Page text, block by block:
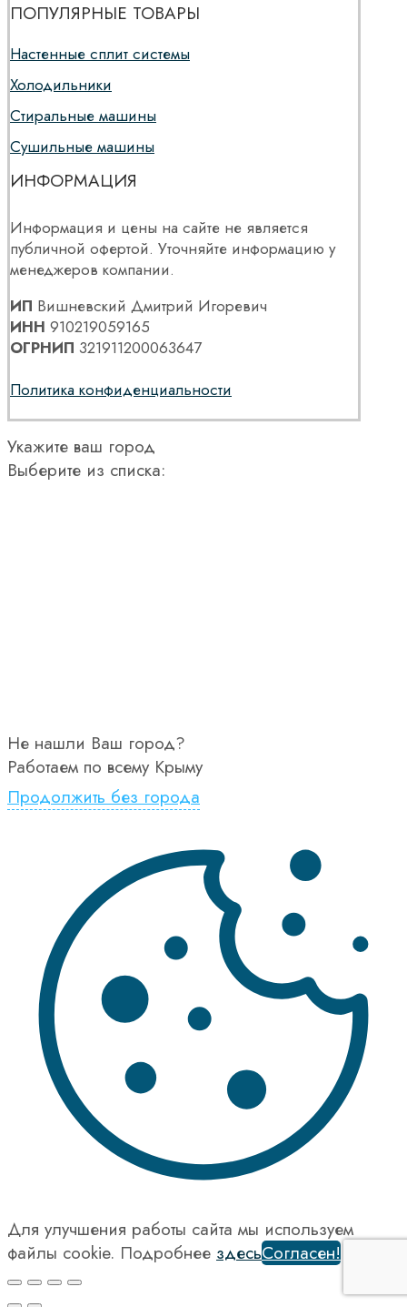
ПОПУЛЯРНЫЕ ТОВАРЫ
Настенные сплит системы
Холодильники
Стиральные машины
Сушильные машины
ИНФОРМАЦИЯ
Информация и цены на сайте не является
публичной офертой. Уточняйте информацию у
менеджеров компании.
ИП Вишневский Дмитрий Игоревич
ИНН 910219059165
ОГРНИП 321911200063647
Политика конфиденциальности
Укажите ваш город
Выберите из списка:
Не нашли Ваш город?
Работаем по всему Крыму
Продолжить без города
Для улучшения работы сайта мы используем
файлы cookie. Подробнее здесьСогласен!